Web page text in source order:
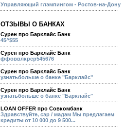
Управляющий глэмпингом - Ростов-на-Дону
ОТЗЫВЫ О БАНКАХ
Сурен про Барклайс Банк
45^$55
Сурен про Барклайс Банк
ффоввлкрср545676
Сурен про Барклайс Банк
узнатьбольше о банке "Барклайс"
Сурен про Барклайс Банк
узнатьбольше о банке "Барклайс"
LOAN OFFER про Совкомбанк
Здравствуйте, сэр / мадам Мы предлагаем
кредиты от 10 000 до 9 500...